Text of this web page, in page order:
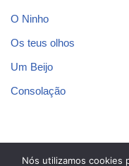
O Ninho
Os teus olhos
Um Beijo
Consolação
Nós utilizamos cookies